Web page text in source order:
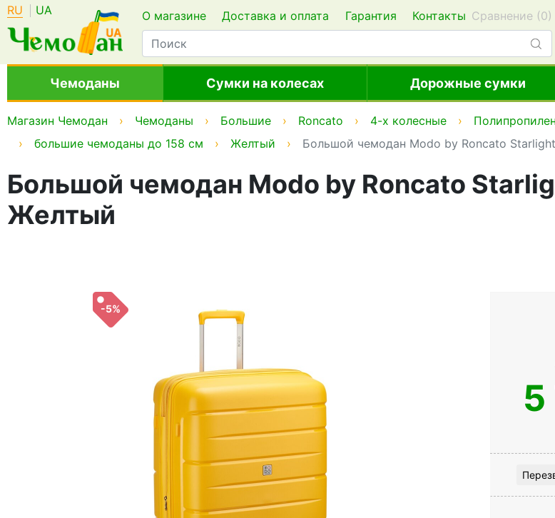
RU UA О магазине Доставка и оплата Гарантия Контакты Сравнение (0)
Чемоданы Сумки на колесах Дорожные сумки
Магазин Чемодан Чемоданы Большие Roncato 4-х колесные Полипропилен
большие чемоданы до 158 см
Желтый Большой чемодан Modo by Roncato
Большой чемодан Modo by Roncato
Желтый
-5%
5